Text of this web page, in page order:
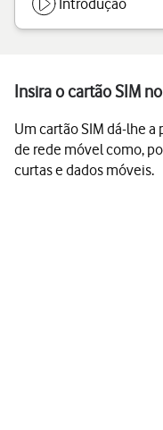
Introdução
Insira o cartão SIM
Um cartão SIM dá-lhe
de rede móvel como,
curtas e dados móveis.